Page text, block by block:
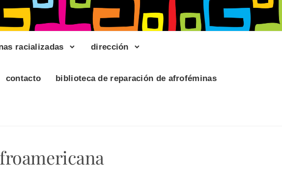
racializadas dirección
contacto biblioteca de reparación de afroféminas